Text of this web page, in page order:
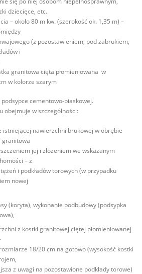
dziecięce, etc.
– około 80 m kw. (szerokość ok. 1,35 m) –
(z pozostawieniem, pod zabrukiem,
i
granitowa cięta płomieniowana w
w kolorze szarym
cementowo-piaskowej.
obejmuje w szczególności:
istniejącej nawierzchni brukowej w obrębie
granitowa
jej i złożeniem we wskazanym
– z
i podkładów torowych (w przypadku
nowej
(koryta), wykonanie podbudowy (podsypka
z kostki granitowej ciętej płomieniowanej
18/20 cm na gotowo (wysokość kostki
z uwagi na pozostawione podkłady torowe)